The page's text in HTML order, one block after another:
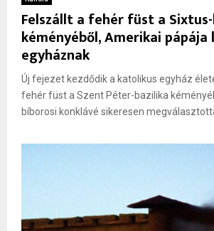
Felszállt a fehér füst a
kéményéből, Amerikai pápája
egyháznak
Új fejezet kezdődik a katolikus egyház
fehér füst a Szent Péter-bazilika
bíborosi konklávé sikeresen megválasztotta